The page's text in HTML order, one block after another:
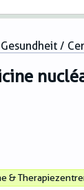
/
&